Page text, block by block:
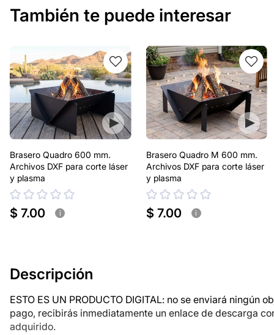
También te puede interesar
Brasero Quadro 600 mm.
Archivos DXF para corte láser
y plasma
$ 7.00 i
Brasero Quadro M 600 mm.
Archivos DXF para corte láser
y plasma
$ 7.00 i
Descripción
ESTO ES UN PRODUCTO DIGITAL: no se enviará ningún
pago, recibirás inmediatamente un enlace de descarga
adquirido.